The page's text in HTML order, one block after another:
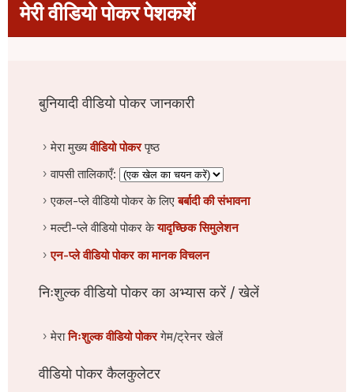
मेरी वीडियो पोकर पेशकशें
बुनियादी वीडियो पोकर जानकारी
मेरा मुख्यवीडियो पोकरपृष्ठ
वापसी तालिकाएँ:
एकल-प्ले वीडियो पोकर के लिएबर्बादी की संभावना
मल्टी-प्ले वीडियो पोकर केयादृच्छिक सिमुलेशन
एन-प्ले वीडियो पोकर का मानक विचलन
निःशुल्क वीडियो पोकर का अभ्यास करें / खेलें
मेरानिःशुल्क वीडियो पोकरगेम/ट्रेनर खेलें
वीडियो पोकर कैलकुलेटर